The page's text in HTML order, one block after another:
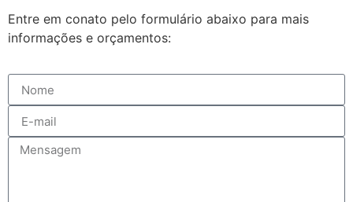
Entre em conato pelo formulário abaixo para mais
informações e orçamentos: